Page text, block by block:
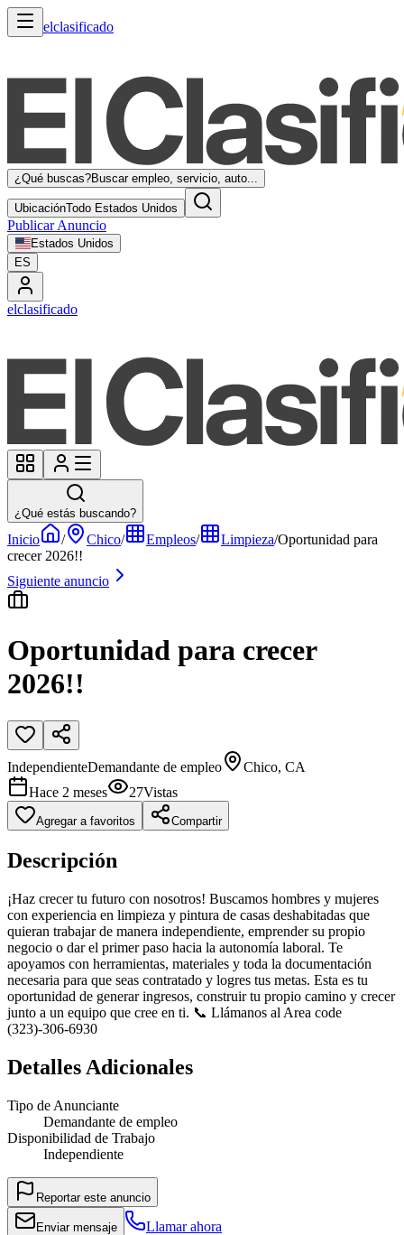
elclasificado
¿Qué buscas?Buscar empleo, servicio, auto...
UbicaciónTodo Estados Unidos
Publicar Anuncio
Estados Unidos
ES
elclasificado
¿Qué estás buscando?
Inicio / Chico/ Empleos/ Limpieza/Oportunidad para
crecer 2026!!
Siguiente anuncio
Oportunidad para crecer
2026!!
IndependienteDemandante de empleo
Chico, CA
Hace 2 meses
27Vistas
Agregar a favoritos Compartir
Descripción
¡Haz crecer tu futuro con nosotros! Buscamos hombres y mujeres
con experiencia en limpieza y pintura de casas deshabitadas que
quieran trabajar de manera independiente, emprender su propio
negocio o dar el primer paso hacia la autonomía laboral. Te
apoyamos con herramientas, materiales y toda la documentación
necesaria para que seas contratado y logres tus metas. Esta es tu
oportunidad de generar ingresos, construir tu propio camino y crecer
junto a un equipo que cree en ti. 📞 Llámanos al Area code
(323)-306-6930
Detalles Adicionales
Tipo de Anunciante
Demandante de empleo
Disponibilidad de Trabajo
Independiente
Reportar este anuncio
Enviar mensaje Llamar ahora